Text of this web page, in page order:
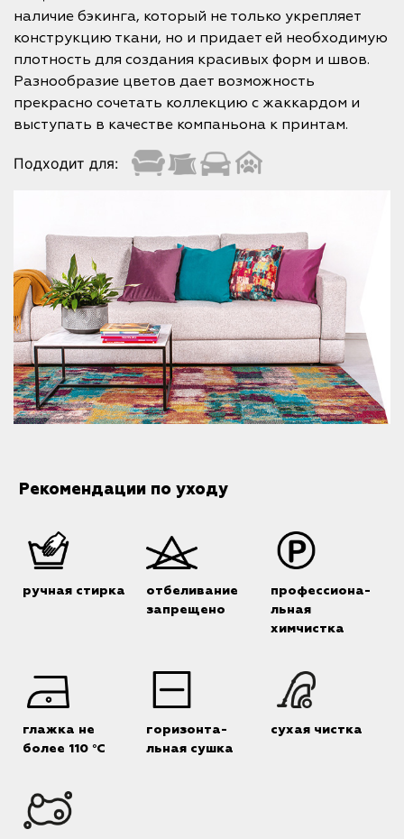
наличие бэкинга, который не только укрепляет
конструкцию ткани, но и придает ей необходимую
плотность для создания красивых форм и швов.
Разнообразие цветов дает возможность
прекрасно сочетать коллекцию с жаккардом и
выступать в качестве компаньона к принтам.
Подходит для:
Рекомендации по уходу
ручная стирка
отбеливание
запрещено
профессиона-
льная
химчистка
глажка не
более 110 °C
горизонта-
льная сушка
сухая чистка